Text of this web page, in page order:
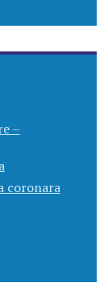
–
coronara